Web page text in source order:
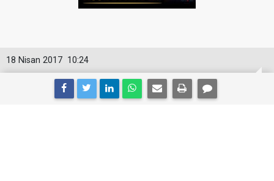
10:24
18 Nisan 2017